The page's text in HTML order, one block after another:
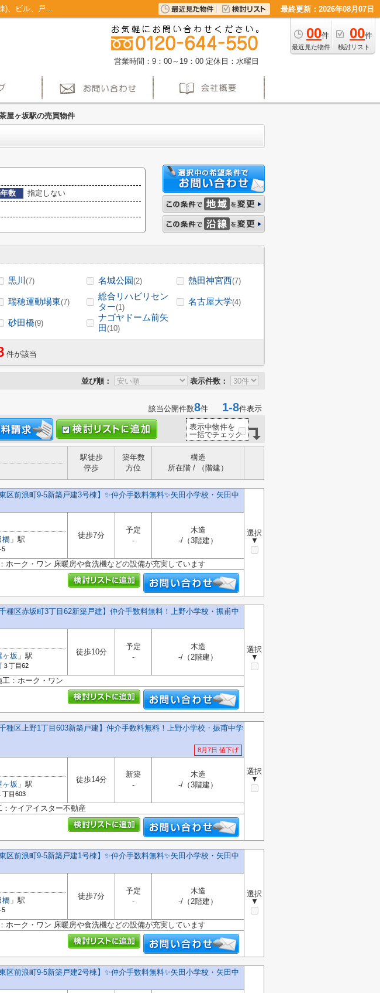
茶屋ヶ坂駅のマンション、戸建、土地、投資マンション、アパート(棟)、マンション(棟)、ビル、戸建、店舗事務所、その他、土地一覧｜仲介手数料無料！名古屋市で新築戸建てを探すならAplace 最終更新：2026年08月07日
00件
最近見た物件
00件
検討リスト
営業時間：9：00～19：00 定休日：水曜日
屋ヶ坂駅の売買物件
数
指定しない
黒川 (7) 名城公園(2) 熱田神宮西(7)
瑞穂運動場東(7)
総合リハビリセン
ター(1)
名古屋大学(4)
砂田橋(9)
ナゴヤドーム前矢
田(10)
件が該当
並び順： 表示件数：
該当公開件数8件 1-8件表示
表示中物件を
一括でチェック
駅徒歩
停歩
築年数
方位
構造
所在階 / （階建）
東区前浪町9-5新築戸建3号棟】✨️仲介手数料無料✨️矢田小学校・矢田中
選択
▼
橋 」駅
5
徒歩7分
予定
-
木造
-/（3階建）
ホーク・ワン 床暖房や食洗機などの設備が充実しています
千種区赤坂町3丁目62新築戸建】仲介手数料無料！上野小学校・振甫中
選択
▼
ヶ坂 」駅
３丁目62
徒歩10分
予定
-
木造
-/（2階建）
：ホーク・ワン
千種区上野1丁目603新築戸建】仲介手数料無料！上野小学校・振甫中学
8月7日 値下げ
選択
▼
ヶ坂 」駅
丁目603
徒歩14分
新築
-
木造
-/（3階建）
ケイアイスター不動産
東区前浪町9-5新築戸建1号棟】✨️仲介手数料無料✨️矢田小学校・矢田中
選択
▼
橋 」駅
5
徒歩7分
予定
-
木造
-/（2階建）
ホーク・ワン 床暖房や食洗機などの設備が充実しています
東区前浪町9-5新築戸建2号棟】✨️仲介手数料無料✨️矢田小学校・矢田中